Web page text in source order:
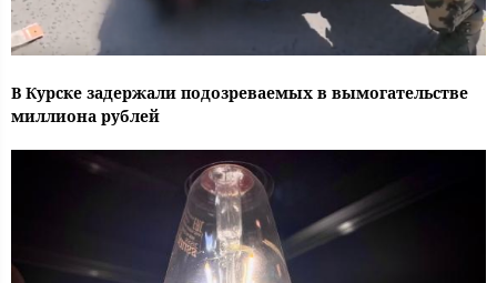
В Курске задержали подозреваемых в вымогательстве
миллиона рублей